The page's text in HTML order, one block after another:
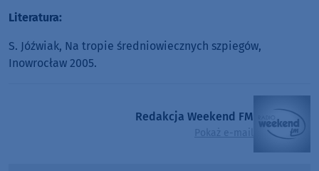
Literatura:
S. Jóźwiak, Na tropie średniowiecznych szpiegów,
Inowrocław 2005.
Redakcja Weekend FM
Pokaż e-mail